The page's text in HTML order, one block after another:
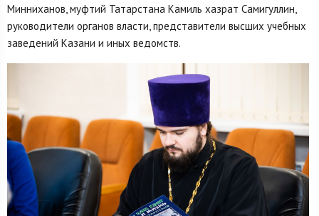
Минниханов, муфтий Татарстана Камиль хазрат Самигуллин,
руководители органов власти, представители высших учебных
заведений Казани и иных ведомств.